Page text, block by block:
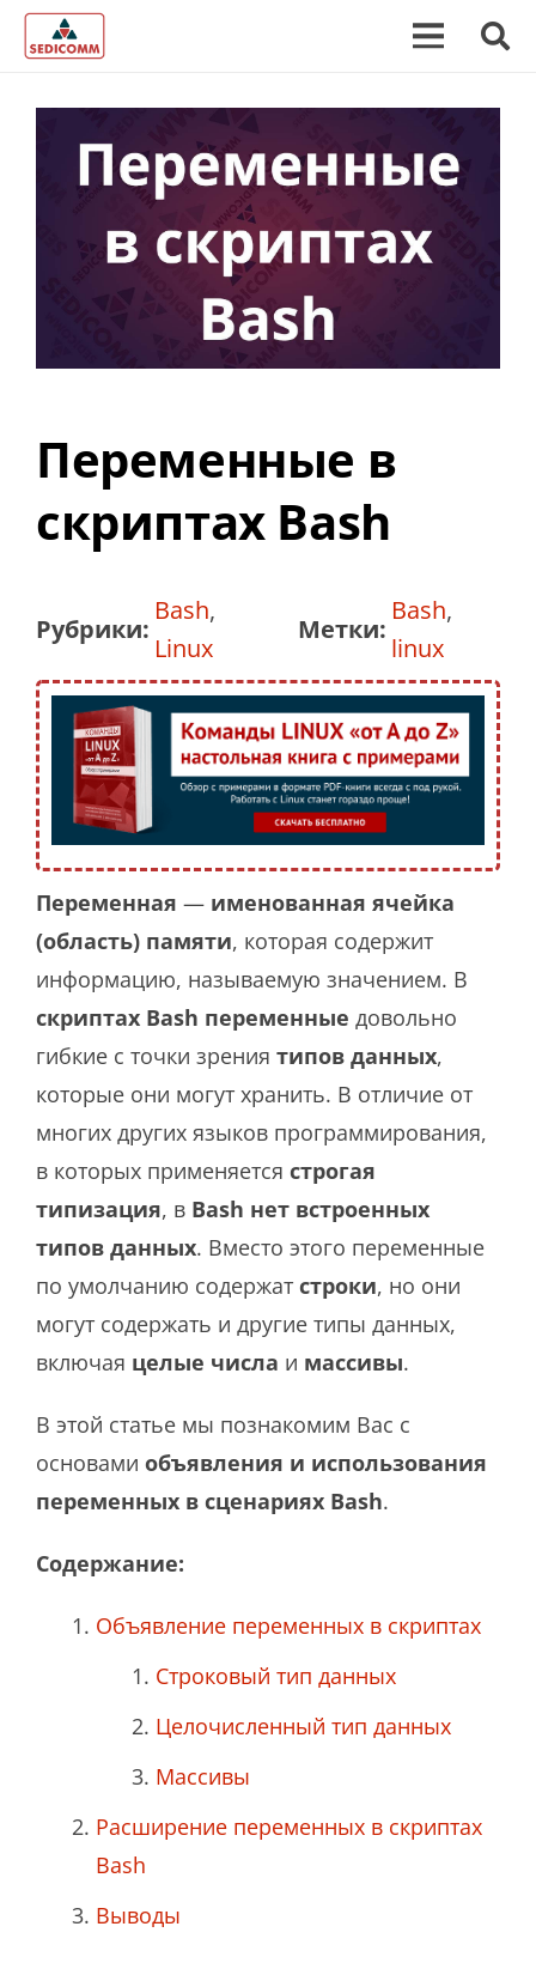
Переменные в
скриптах Bash
Рубрики:
Bash,
Linux
Метки:
Bash,
linux
Переменная — именованная ячейка
(область) памяти, которая содержит
информацию, называемую значением. В
скриптах Bash переменные довольно
гибкие с точки зрения типов данных,
которые они могут хранить. В отличие от
многих других языков программирования,
в которых применяется строгая
типизация, в Bash нет встроенных
типов данных. Вместо этого переменные
по умолчанию содержат строки, но они
могут содержать и другие типы данных,
включая целые числа и массивы.
В этой статье мы познакомим Вас с
основами объявления и использования
переменных в сценариях Bash.
Содержание:
Объявление переменных в скриптах
Строковый тип данных
Целочисленный тип данных
Массивы
Расширение переменных в скриптах
Bash
Выводы